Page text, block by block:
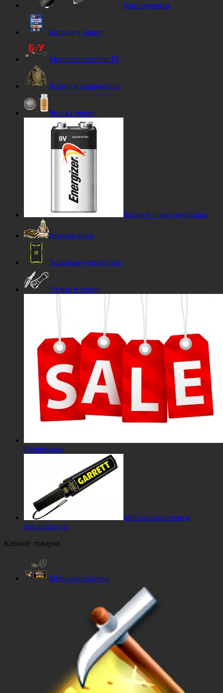
Инструменты
Каталоги монет
Металлоискатели БУ
Военное снаряжение
Чистка монет
Батареи и аккумуляторы
Антиквариат
Зарядные устройства
Отдых и спорт
Распродажа
Металлоискатели и
безопасность
Каталог товаров
Металлоискатели